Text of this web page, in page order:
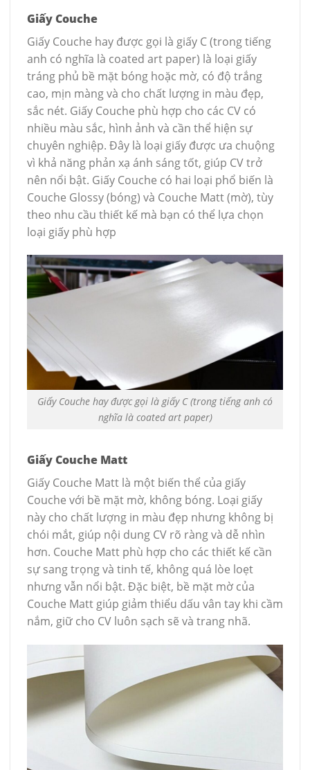
Giấy Couche
Giấy Couche hay được gọi là giấy C (trong tiếng
anh có nghĩa là coated art paper) là loại giấy
tráng phủ bề mặt bóng hoặc mờ, có độ trắng
cao, mịn màng và cho chất lượng in màu đẹp,
sắc nét. Giấy Couche phù hợp cho các CV có
nhiều màu sắc, hình ảnh và cần thể hiện sự
chuyên nghiệp. Đây là loại giấy được ưa chuộng
vì khả năng phản xạ ánh sáng tốt, giúp CV trở
nên nổi bật. Giấy Couche có hai loại phổ biến là
Couche Glossy (bóng) và Couche Matt (mờ), tùy
theo nhu cầu thiết kế mà bạn có thể lựa chọn
loại giấy phù hợp
Giấy Couche hay được gọi là giấy C (trong tiếng anh có
nghĩa là coated art paper)
Giấy Couche Matt
Giấy Couche Matt là một biến thể của giấy
Couche với bề mặt mờ, không bóng. Loại giấy
này cho chất lượng in màu đẹp nhưng không bị
chói mắt, giúp nội dung CV rõ ràng và dễ nhìn
hơn. Couche Matt phù hợp cho các thiết kế cần
sự sang trọng và tinh tế, không quá lòe loẹt
nhưng vẫn nổi bật. Đặc biệt, bề mặt mờ của
Couche Matt giúp giảm thiểu dấu vân tay khi cầm
nắm, giữ cho CV luôn sạch sẽ và trang nhã.